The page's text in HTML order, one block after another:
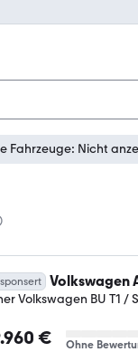
Fahrzeuge: Nicht
Volkswagen
Volkswagen BU T1 /
€ Ohne